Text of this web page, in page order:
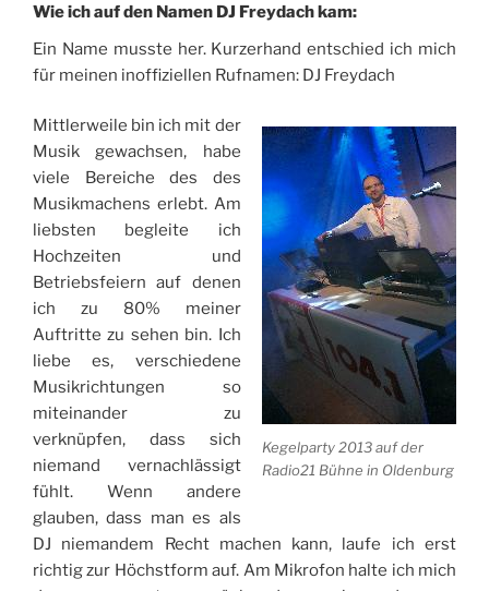
Wie ich auf den Namen DJ Freydach kam:
Ein Name musste her. Kurzerhand entschied ich mich
für meinen inoffiziellen Rufnamen: DJ Freydach
Kegelparty 2013 auf der
Radio21 Bühne in Oldenburg
Mittlerweile bin ich mit der
Musik gewachsen, habe
viele Bereiche des des
Musikmachens erlebt. Am
liebsten begleite ich
Hochzeiten und
Betriebsfeiern auf denen
ich zu 80% meiner
Auftritte zu sehen bin. Ich
liebe es, verschiedene
Musikrichtungen so
miteinander zu
verknüpfen, dass sich
niemand vernachlässigt
fühlt. Wenn andere
glauben, dass man es als
DJ niemandem Recht machen kann, laufe ich erst
richtig zur Höchstform auf. Am Mikrofon halte ich mich